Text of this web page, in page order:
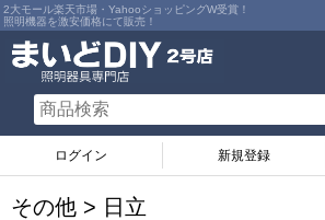
2大モール楽天市場・YahooショッピングW受賞！
照明機器を激安価格にて販売！
ログイン
その他 > 日立